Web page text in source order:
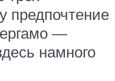
предпочтение
—
намного